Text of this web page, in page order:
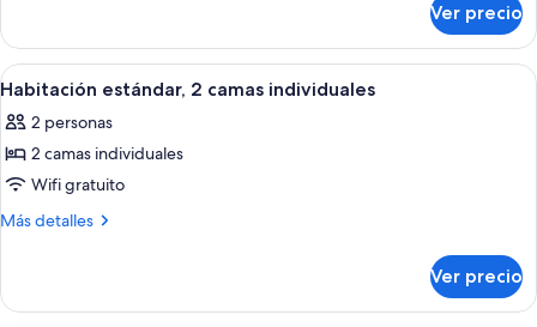
conectadas
estándar,
camas
habitaciones
conectadas
Ver precio
Abrir
todas
las
fotos
de
Habitación
camas
Habitación estándar, 2 camas
12
Habitación estándar, 2 camas individuales
2 personas
2 camas individuales
Wifi gratuito
Más detalles
Más
estándar,
Ver precio